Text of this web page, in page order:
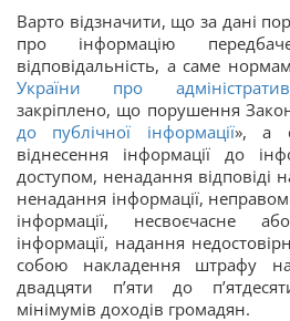
Варто відзначити, що за дані
про інформацію
відповідальність, а саме
України про
закріплено, що порушення
до публічної інформації», а
віднесення інформації до
доступом, ненадання відповіді
ненадання інформації,
інформації, несвоєчасне
інформації, надання
собою накладення штрафу
двадцяти п’яти до
мінімумів доходів громадян.